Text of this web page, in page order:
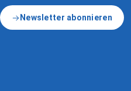
Newsletter abonnieren